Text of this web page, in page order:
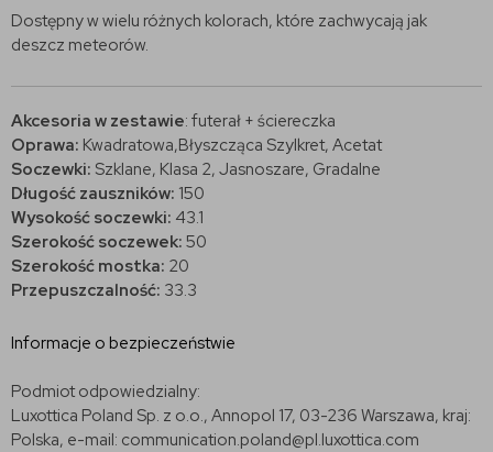
Dostępny w wielu różnych kolorach, które zachwycają jak
deszcz meteorów.
Akcesoria w zestawie: futerał + ściereczka
Oprawa: Kwadratowa,Błyszcząca Szylkret, Acetat
Soczewki: Szklane, Klasa 2, Jasnoszare, Gradalne
Długość zauszników: 150
Wysokość soczewki: 43.1
Szerokość soczewek: 50
Szerokość mostka: 20
Przepuszczalność: 33.3
Informacje o bezpieczeństwie
Podmiot odpowiedzialny:
Luxottica Poland Sp. z o.o., Annopol 17, 03-236 Warszawa, kraj:
Polska, e-mail: communication.poland@pl.luxottica.com